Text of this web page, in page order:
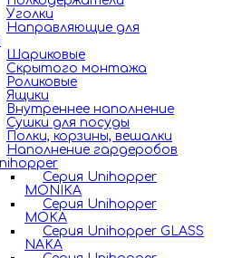
Уголки
Направляющие для
Шариковые
Скрытого монтажа
Роликовые
Ящики
Внутреннее наполнение
Сушки для посуды
Полки, корзины, вешалки
Наполнение гардеробов
Серия Unihopper
MONIKA
Серия Unihopper
MOKA
Серия Unihopper GLASS
NAKA